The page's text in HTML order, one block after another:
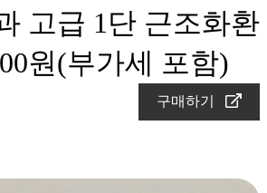
고급 1단 근조화환
원(부가세 포함)
구매하기